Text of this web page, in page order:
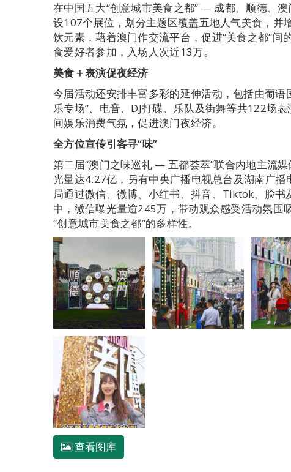
在中国五大“创意城市美食之都” — 成都、顺德、
设107个展位，划分主题区覆盖五地人气美食，并
饮元素，藉着澳门作交流平台，促进“美食之都”
食爱好者参加，入场人次近13万。
美食＋表演促夜经济
今届活动还安排丰富多彩的延伸活动，包括由葡
乐专场”、电音、DJ打碟、乐队及街舞等共122场
间娱乐消费气氛，促进澳门夜经济。
全方位宣传引客寻“味”
第二届“澳门之味巡礼 — 五都荟萃”联合内地主流
光量达4.27亿，另有中央广播电视总台及湖南广
局通过微信、微博、小红书、抖音、Tiktok、脸
中，微信曝光量逾245万，带动观众感受活动氛围
“创意城市美食之都”的多样性。
查看图库